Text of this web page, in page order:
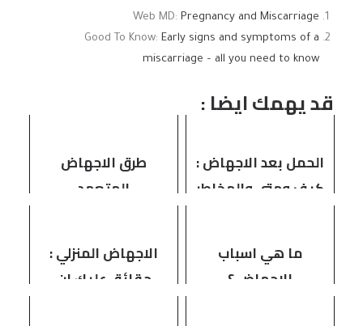
Web MD: Pregnancy and Miscarriage
Good To Know: Early signs and symptoms of a
miscarriage – all you need to know
قد يهمك ايضا :
الحمل بعد الاجهاض :
كيف ومتى والمخاطر
طرق الاجهاض
المتعمد
ما هي اسباب
الاجهاض ؟
الاجهاض المنزلي :
حقائق عليكِ ان